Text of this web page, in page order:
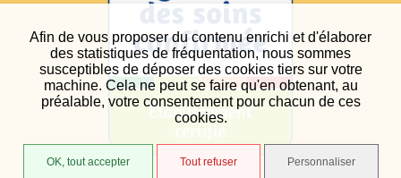
Afin de vous proposer du contenu enrichi et d'élaborer
des statistiques de fréquentation, nous sommes
susceptibles de déposer des cookies tiers sur votre
machine. Cela ne peut se faire qu'en obtenant, au
préalable, votre consentement pour chacun de ces
cookies.
OK, tout accepter Tout refuser Personnaliser